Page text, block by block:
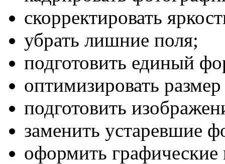
скорректировать
убрать лишние поля;
подготовить единый
оптимизировать
подготовить
заменить устаревшие
оформить